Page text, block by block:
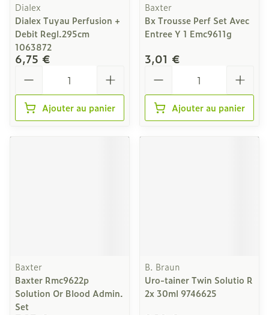
Dialex
Dialex Tuyau Perfusion +
Debit Regl.295cm
1063872
6,75 €
Ajouter au panier
Baxter
Bx Trousse Perf Set Avec
Entree Y 1 Emc9611g
3,01 €
Ajouter au panier
Baxter
Baxter Rmc9622p
Solution Or Blood Admin.
Set
B. Braun
Uro-tainer Twin Solutio R
2x 30ml 9746625